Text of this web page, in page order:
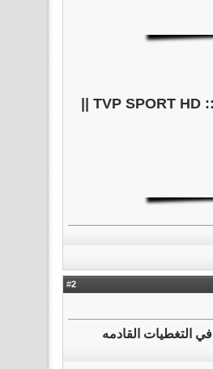
2
تسلم ايدك على التغطيه الرائع بس ممكن اخي العزيز تقوم بأضافه الاهداف full hd في التغطيات القادمه